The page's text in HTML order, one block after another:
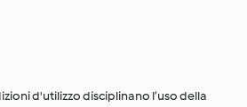
d'utilizzo disciplinano l’uso della